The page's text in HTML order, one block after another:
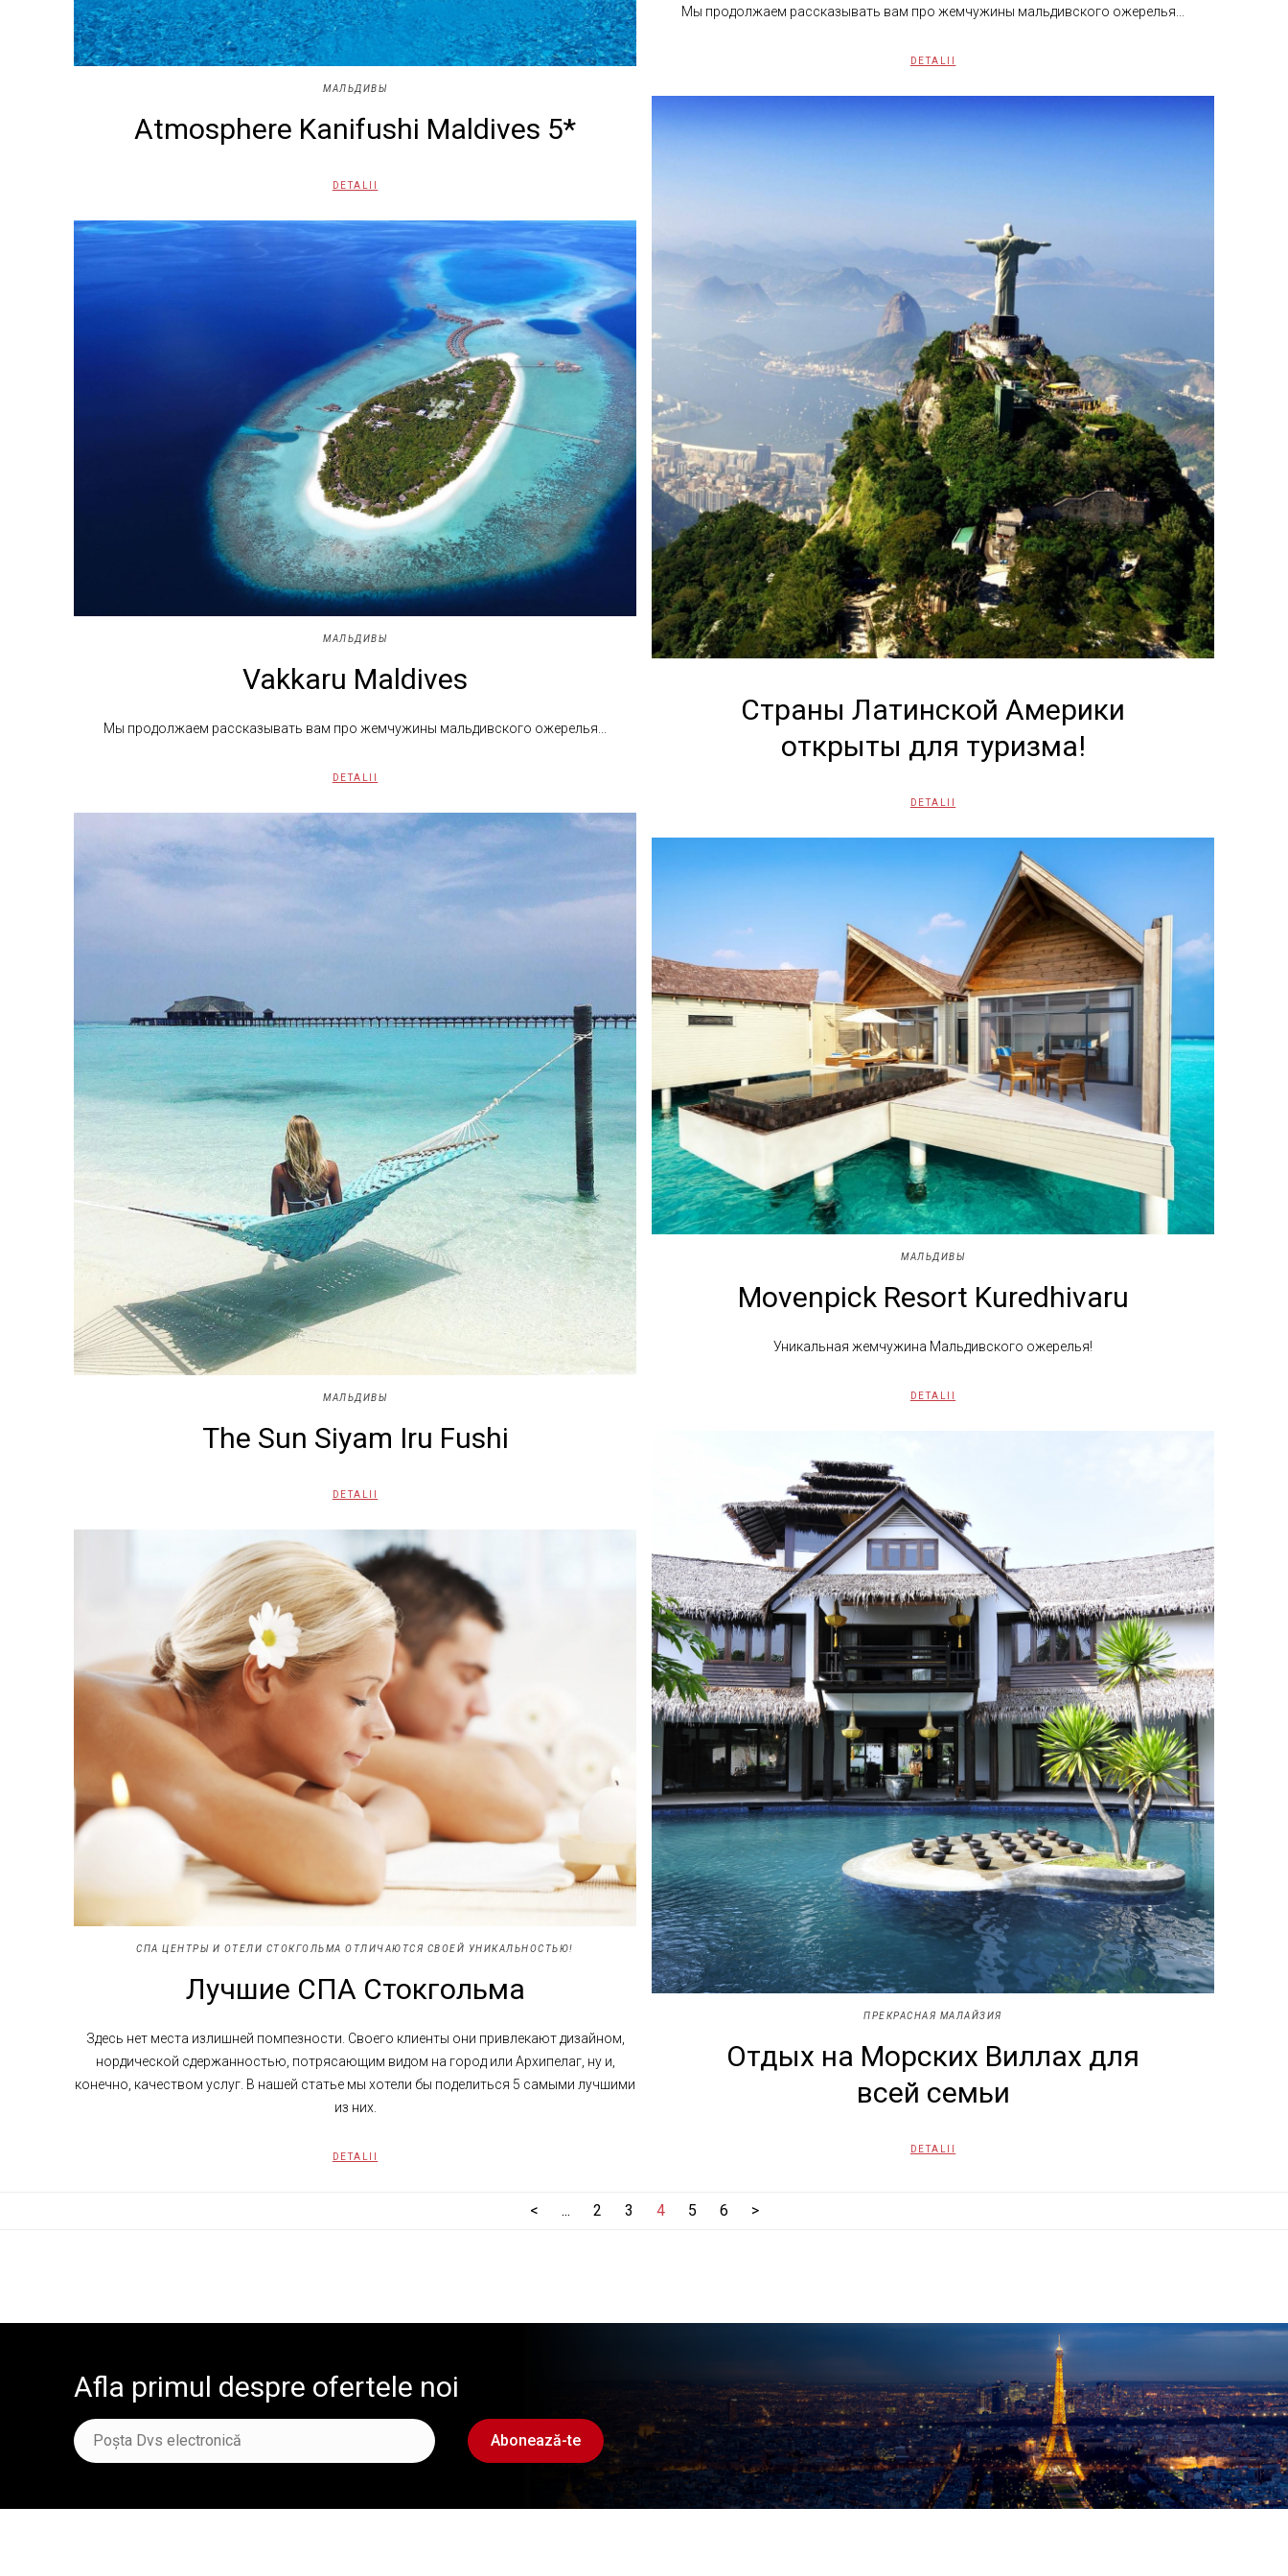
МАЛЬДИВЫ
Atmosphere Kanifushi Maldives 5*
DETALII
МАЛЬДИВЫ
Vakkaru Maldives
Мы продолжаем рассказывать вам про жемчужины мальдивского ожерелья...
DETALII
МАЛЬДИВЫ
The Sun Siyam Iru Fushi
DETALII
СПА ЦЕНТРЫ И ОТЕЛИ СТОКГОЛЬМА ОТЛИЧАЮТСЯ СВОЕЙ УНИКАЛЬНОСТЬЮ!
Лучшие СПА Стокгольма
Здесь нет места излишней помпезности. Своего клиенты они привлекают дизайном,
нордической сдержанностью, потрясающим видом на город или Архипелаг, ну и,
конечно, качеством услуг. В нашей статье мы хотели бы поделиться 5 самыми лучшими
из них.
DETALII
Мы продолжаем рассказывать вам про жемчужины мальдивского ожерелья...
DETALII
Страны Латинской Америки
открыты для туризма!
DETALII
МАЛЬДИВЫ
Movenpick Resort Kuredhivaru
Уникальная жемчужина Мальдивского ожерелья!
DETALII
ПРЕКРАСНАЯ МАЛАЙЗИЯ
Отдых на Морских Виллах для
всей семьи
DETALII
< ... 2 3 4 5 6 >
Afla primul despre ofertele noi
Abonează-te